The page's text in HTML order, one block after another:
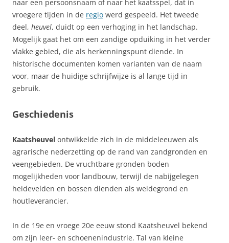
naar een persoonsnaam of naar het kaatsspel, dat in
vroegere tijden in de regio werd gespeeld. Het tweede
deel, heuvel, duidt op een verhoging in het landschap.
Mogelijk gaat het om een zandige opduiking in het verder
vlakke gebied, die als herkenningspunt diende. In
historische documenten komen varianten van de naam
voor, maar de huidige schrijfwijze is al lange tijd in
gebruik.
Geschiedenis
Kaatsheuvel ontwikkelde zich in de middeleeuwen als
agrarische nederzetting op de rand van zandgronden en
veengebieden. De vruchtbare gronden boden
mogelijkheden voor landbouw, terwijl de nabijgelegen
heidevelden en bossen dienden als weidegrond en
houtleverancier.
In de 19e en vroege 20e eeuw stond Kaatsheuvel bekend
om zijn leer- en schoenenindustrie. Tal van kleine